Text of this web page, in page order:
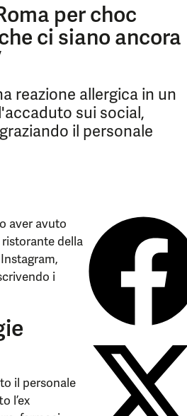
per choc
ci siano ancora
reazione allergica in un
sui social,
il personale
aver avuto
della
i
il personale
l’ex